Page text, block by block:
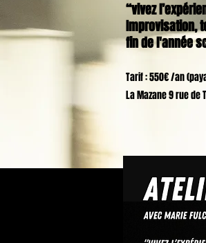
“vivez
Improvisation,
fin de l'année
Tarif : 550€ /an
La Mazane 9 rue de